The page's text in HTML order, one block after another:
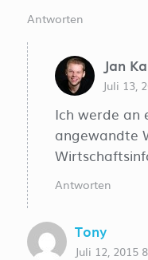
Antworten
Jan
Juli 13,
Ich werde an
angewandte
Antworten
Tony
Juli 12, 2015